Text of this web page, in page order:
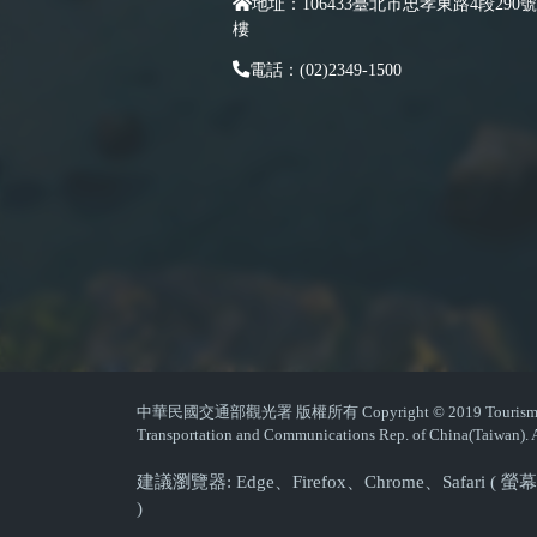
樓
電話：(02)2349-1500
中華民國交通部觀光署 版權所有 Copyright © 2019
Transportation and Communications Rep. of China(Taiwan).
建議瀏覽器: Edge、Firefox、Chrome、Safari ( 螢
)